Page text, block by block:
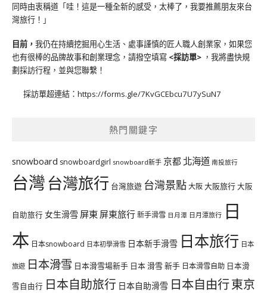
同時由衷稱道「哇！這是一種全新的感受，太棒了，我要推薦朋友來台
灣旅行！」
目前， 我仍在持續挖掘用心生活、處事謹慎的匠人職人創業家，如果您
也有很棒的品牌故事和創業理念，請撥空填寫 <採訪單> ，我將盡快規
劃採訪行程，並與您聯繫！
採訪單超連結： https://forms.gle/7KvGCEbcu7U7ySuN7
熱門關鍵字
snowboard snowboardgirl snowboard新手 京都 北海道 南投旅行
台灣台灣旅行 台灣旅遊 台灣景點大阪大阪旅行大阪
自助旅行 女生滑雪 屏東 屏東旅行新手滑雪 日月潭 日月潭旅行 日
本 日本snowboard 日本初學滑雪 日本新手滑雪 日本旅行 日本
旅遊 日本滑雪 日本滑雪場新手 日本 滑雪 新手 日本滑雪自助 日本滑
雪自由行 日本自助旅行 日本自助滑雪 日本自由行東京